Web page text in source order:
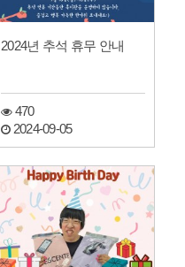
2024년 추석 휴무 안내
470
2024-09-05